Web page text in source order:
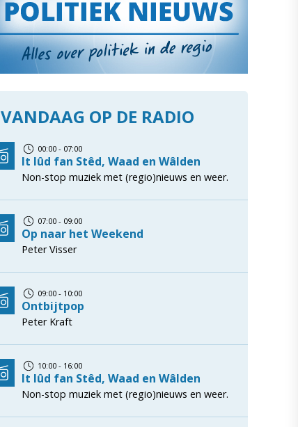
VANDAAG OP DE RADIO
00:00 - 07:00
It lûd fan Stêd, Waad en Wâlden
Non-stop muziek met (regio)nieuws en weer.
07:00 - 09:00
Op naar het Weekend
Peter Visser
09:00 - 10:00
Ontbijtpop
Peter Kraft
10:00 - 16:00
It lûd fan Stêd, Waad en Wâlden
Non-stop muziek met (regio)nieuws en weer.